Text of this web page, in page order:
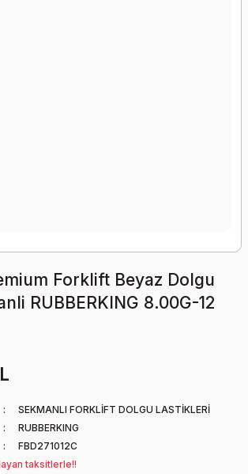
Forklift Beyaz Dolgu
RUBBERKING 8.00G-12
SEKMANLI FORKLİFT DOLGU LASTİKLERİ
RUBBERKING
FBD271012C
taksitlerle!!